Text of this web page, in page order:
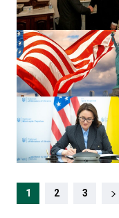
1 2 3